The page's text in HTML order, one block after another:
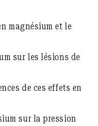
magnésium et le
sur les lésions de
de ces effets en
sur la pression